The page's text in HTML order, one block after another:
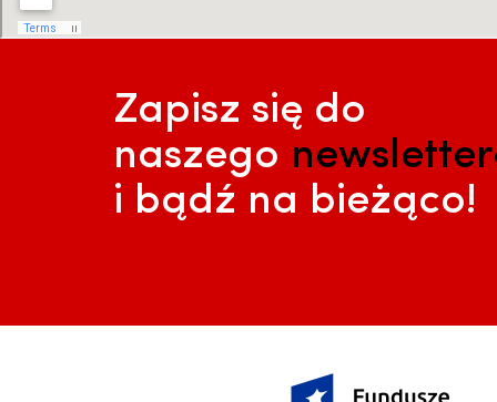
Zapisz się do
naszego
i bądź na bieżąco!